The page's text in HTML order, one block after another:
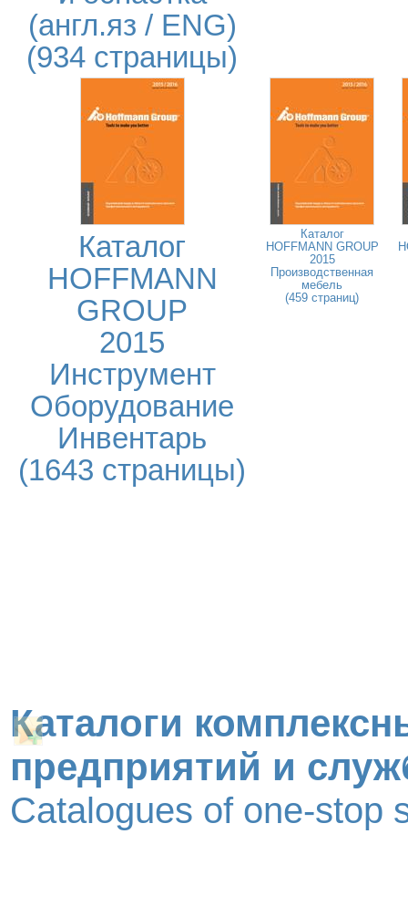
(англ.яз / ENG)
(934 страницы)
Каталог
HOFFMANN
GROUP
2015
Инструмент
Оборудование
Инвентарь
(1643 страницы)
Каталог
HOFFMANN GROUP
2015
Производственная
мебель
(459 страниц)
Каталоги
предприятий и
Catalogues of one-stop